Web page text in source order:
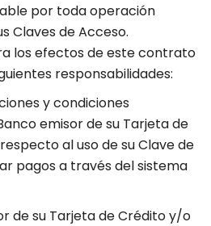
por toda operación
Claves de Acceso.
los efectos de este contrato
responsabilidades:
y condiciones
emisor de su Tarjeta de
al uso de su Clave de
pagos a través del sistema
de su Tarjeta de Crédito y/o